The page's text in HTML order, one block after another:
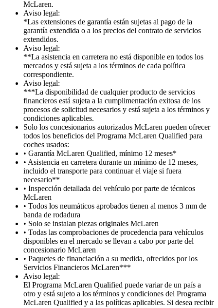
McLaren.
Aviso legal:
*Las extensiones de garantía están sujetas al pago de la
garantía extendida o a los precios del contrato de servicios
extendidos.
Aviso legal:
**La asistencia en carretera no está disponible en todos los
mercados y está sujeta a los términos de cada política
correspondiente.
Aviso legal:
***La disponibilidad de cualquier producto de servicios
financieros está sujeta a la cumplimentación exitosa de los
procesos de solicitud necesarios y está sujeta a los términos y
condiciones aplicables.
Solo los concesionarios autorizados McLaren pueden ofrecer
todos los beneficios del Programa McLaren Qualified para
coches usados:
• Garantía McLaren Qualified, mínimo 12 meses*
• Asistencia en carretera durante un mínimo de 12 meses,
incluido el transporte para continuar el viaje si fuera
necesario**
• Inspección detallada del vehículo por parte de técnicos
McLaren
• Todos los neumáticos aprobados tienen al menos 3 mm de
banda de rodadura
• Solo se instalan piezas originales McLaren
• Todas las comprobaciones de procedencia para vehículos
disponibles en el mercado se llevan a cabo por parte del
concesionario McLaren
• Paquetes de financiación a su medida, ofrecidos por los
Servicios Financieros McLaren***
Aviso legal:
El Programa McLaren Qualified puede variar de un país a
otro y está sujeto a los términos y condiciones del Programa
McLaren Qualified y a las políticas aplicables. Si desea recibir